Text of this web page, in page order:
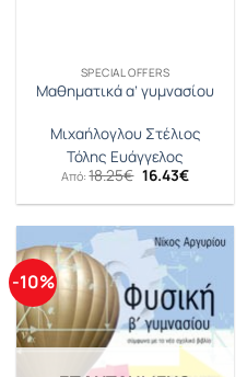
SPECIAL OFFERS
Μαθηματικά α’ γυμνασίου
Μιχαήλογλου Στέλιος
Τόλης Ευάγγελος
Από:18.25€ Original
price
was:
16.43€Η
τιμή
16.43€.
-10%